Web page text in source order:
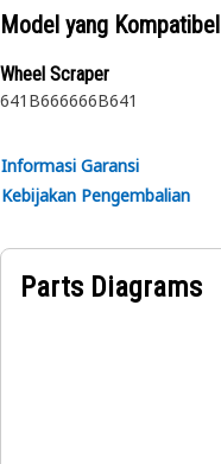
Model yang Kompatibel
Wheel Scraper
641B666666B641
Informasi Garansi
Kebijakan Pengembalian
Parts Diagrams